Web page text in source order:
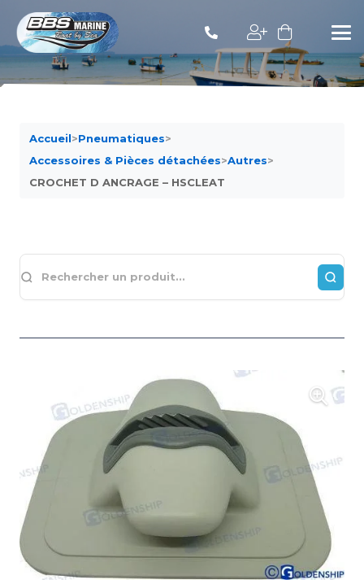
Accueil>Pneumatiques>
Accessoires & Pièces détachées>Autres>
CROCHET D ANCRAGE – HSCLEAT